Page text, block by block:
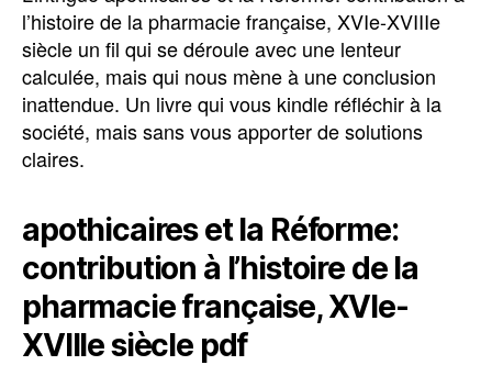
l’histoire de la pharmacie française, XVIe-XVIIIe
siècle un fil qui se déroule avec une lenteur
calculée, mais qui nous mène à une conclusion
inattendue. Un livre qui vous kindle réfléchir à la
société, mais sans vous apporter de solutions
claires.
apothicaires et la Réforme:
contribution à l’histoire de la
pharmacie française, XVIe-
XVIIIe siècle pdf